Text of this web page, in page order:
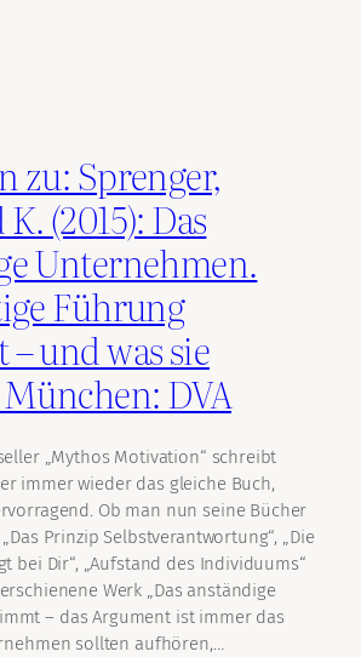
zu: Sprenger,
(2015): Das
Unternehmen.
Führung
– und was sie
DVA
„Mythos Motivation“ schreibt
immer wieder das gleiche Buch,
Ob man nun seine Bücher
Prinzip Selbstverantwortung“, „Die
bei Dir“, „Aufstand des Individuums“
Werk „Das anständige
– das Argument ist immer das
sollten aufhören,…